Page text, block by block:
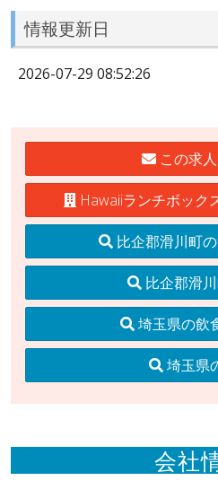
情報更新日
2026-07-29 08:52:26
この求
Hawaiiランチボック
比企郡滑川町
比企郡滑
埼玉県の飲
埼玉県
会社